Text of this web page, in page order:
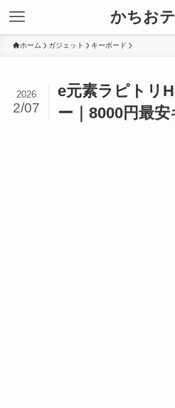
かちお
ホーム ガジェット キーボード
e元素ラピトリ
ー｜8000円最
2026
2/07